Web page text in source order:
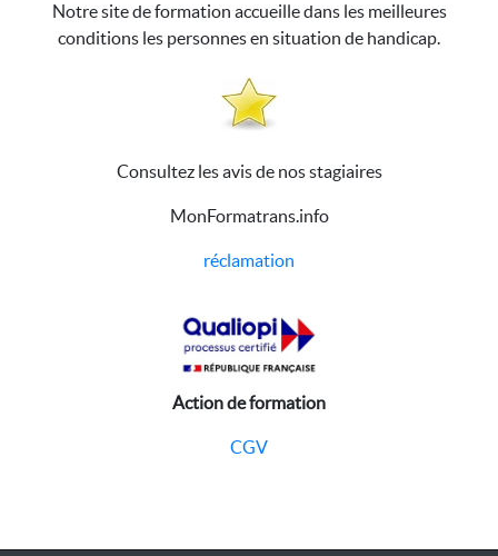
Notre site de formation accueille dans les meilleures
conditions les personnes en situation de handicap.
Consultez les avis de nos stagiaires
MonFormatrans.info
réclamation
Action de formation
CGV